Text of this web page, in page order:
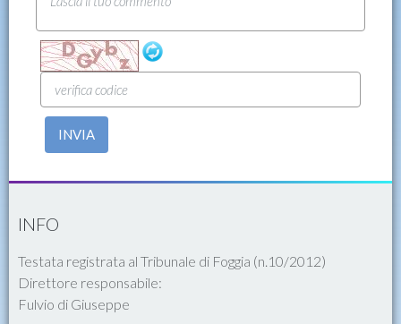
INVIA
INFO
Testata registrata al Tribunale di Foggia (n.10/2012)
Direttore responsabile:
Fulvio di Giuseppe